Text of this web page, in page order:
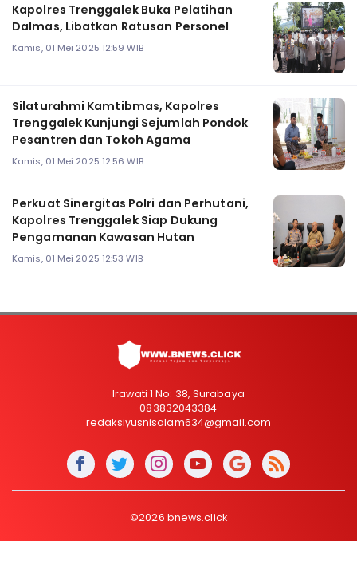
Kapolres Trenggalek Buka Pelatihan
Dalmas, Libatkan Ratusan Personel
Kamis, 01 Mei 2025 12:59 WIB
Silaturahmi Kamtibmas, Kapolres
Trenggalek Kunjungi Sejumlah Pondok
Pesantren dan Tokoh Agama
Kamis, 01 Mei 2025 12:56 WIB
Perkuat Sinergitas Polri dan Perhutani,
Kapolres Trenggalek Siap Dukung
Pengamanan Kawasan Hutan
Kamis, 01 Mei 2025 12:53 WIB
Irawati 1 No: 38, Surabaya
083832043384
redaksiyusnisalam634@gmail.com
©2026 bnews.click